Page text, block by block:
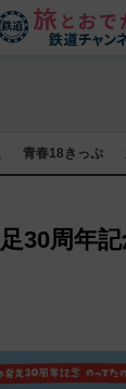
青春18きっぷ
30周年